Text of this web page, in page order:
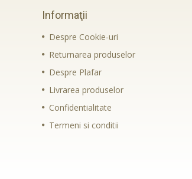
Informaţii
Despre Cookie-uri
Returnarea produselor
Despre Plafar
Livrarea produselor
Confidentialitate
Termeni si conditii